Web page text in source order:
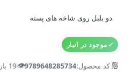
دو بلبل روی شاخه های پسته
✓موجود در انبار
🔢کد محصول:9789648285734
👁️19 بازدید